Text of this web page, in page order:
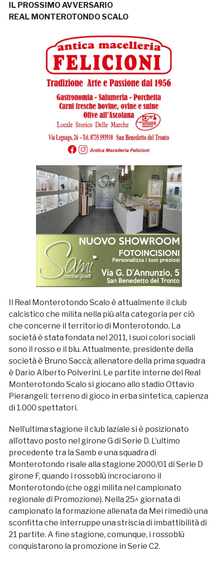
IL PROSSIMO AVVERSARIO
REAL MONTEROTONDO SCALO
Il Real Monterotondo Scalo è attualmente il club
calcistico che milita nella più alta categoria per ciò
che concerne il territorio di Monterotondo. La
società è stata fondata nel 2011, i suoi colori sociali
sono il rosso e il blu. Attualmente, presidente della
società è Bruno Saccà; allenatore della prima squadra
è Dario Alberto Polverini. Le partite interne del Real
Monterotondo Scalo si giocano allo stadio Ottavio
Pierangeli: terreno di gioco in erba sintetica, capienza
di 1.000 spettatori.
Nell’ultima stagione il club laziale si è posizionato
all’ottavo posto nel girone G di Serie D. L’ultimo
precedente tra la Samb e una squadra di
Monterotondo risale alla stagione 2000/01 di Serie D
girone F, quando i rossoblù incrociarono il
Monterotondo (che oggi milita nel campionato
regionale di Promozione). Nella 25^ giornata di
campionato la formazione allenata da Mei rimediò una
sconfitta che interruppe una striscia di imbattibilità di
21 partite. A fine stagione, comunque, i rossoblù
conquistarono la promozione in Serie C2.